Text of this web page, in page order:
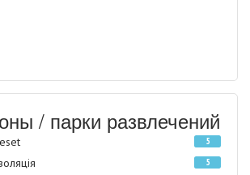
/ парки развлечений
5
5